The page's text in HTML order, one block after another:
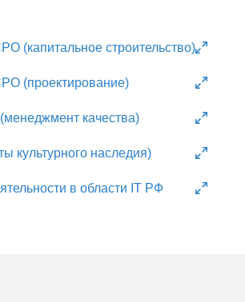
(капитальное строительство)
(проектирование)
качества)
культурного наследия)
в области IT РФ